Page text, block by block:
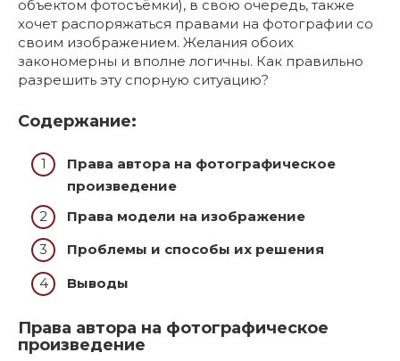
объектом фотосъёмки), в свою очередь, также
хочет распоряжаться правами на фотографии со
своим изображением. Желания обоих
закономерны и вполне логичны. Как правильно
разрешить эту спорную ситуацию?
Содержание:
Права автора на фотографическое
произведение
Права модели на изображение
Проблемы и способы их решения
Выводы
Права автора на фотографическое
произведение